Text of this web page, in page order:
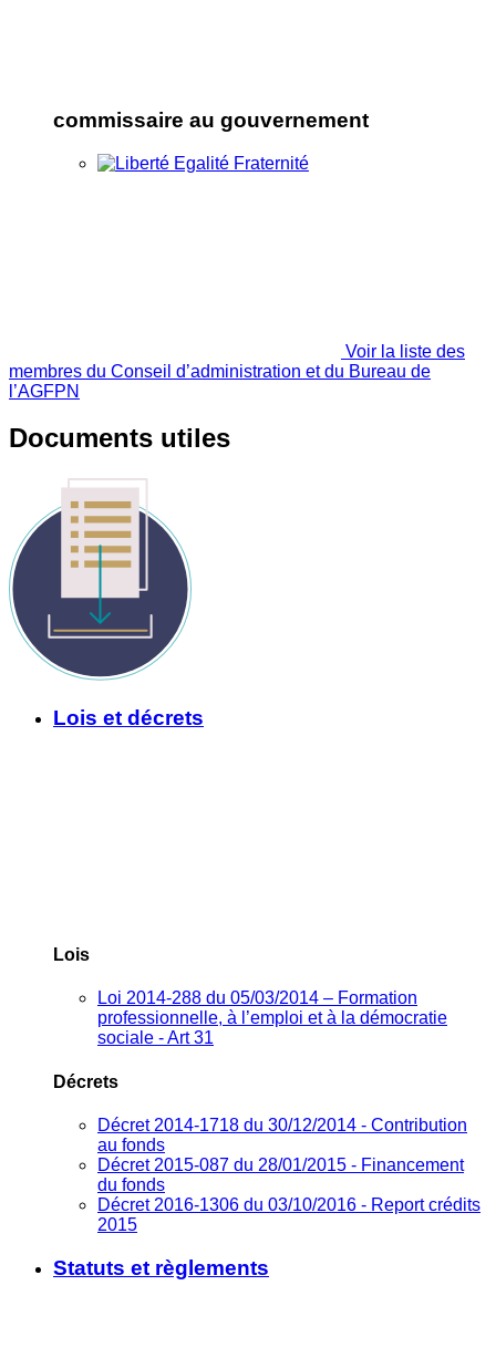
commissaire au gouvernement
Voir la liste des
membres du Conseil d’administration et du Bureau de
l’AGFPN
Documents utiles
Lois et décrets
Lois
Loi 2014-288 du 05/03/2014 – Formation
professionnelle, à l’emploi et à la démocratie
sociale - Art 31
Décrets
Décret 2014-1718 du 30/12/2014 - Contribution
au fonds
Décret 2015-087 du 28/01/2015 - Financement
du fonds
Décret 2016-1306 du 03/10/2016 - Report crédits
2015
Statuts et règlements